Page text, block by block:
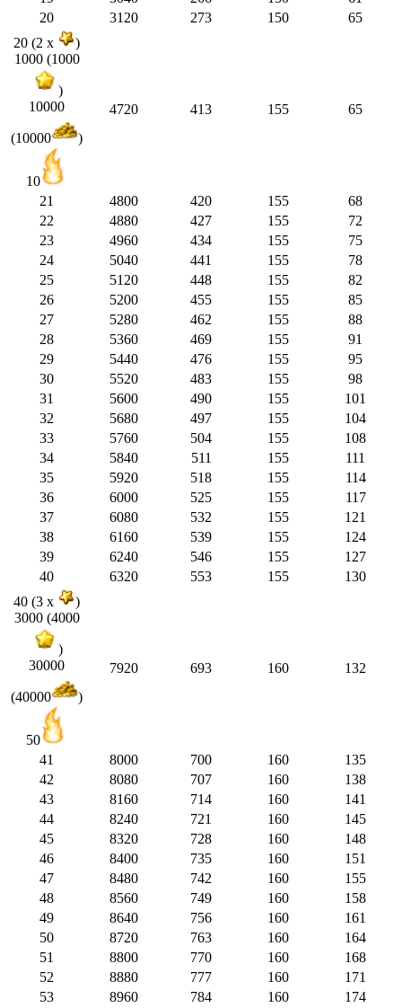
20
3120 273 150
65
20 (2 x
)
1000 (1000
)
10000
(10000 )
10
4720 413 155 65
21 4800 420 155
68
22
4880 427 155
72
23
4960 434 155
75
24
5040 441 155
78
25
5120 448 155
82
26
5200 455 155
85
27
5280 462 155
88
28
5360 469 155
91
29
5440 476 155
95
30
5520 483 155
98
31
5600 490 155
101
32
5680 497 155
104
33
5760 504 155
108
34
5840 511 155
111
35
5920 518 155
114
36
6000 525 155
117
37
6080 532 155
121
38
6160 539 155
124
39
6240 546 155
127
40
6320 553 155
130
40 (3 x
)
3000 (4000
)
30000
(40000 )
50
7920 693 160 132
41 8000 700 160
135
42
8080 707 160
138
43
8160 714 160
141
44
8240 721 160
145
45
8320 728 160
148
46
8400 735 160
151
47
8480 742 160
155
48
8560 749 160
158
49
8640 756 160
161
50
8720 763 160
164
51
8800 770 160
168
52
8880 777 160
171
53
8960 784 160
174